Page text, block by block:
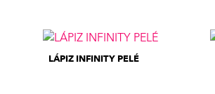
LÁPIZ INFINITY PELÉ